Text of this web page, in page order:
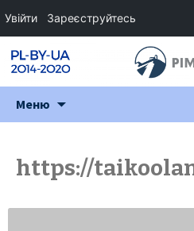
Меню
https://
Увійти Зареєструйтесь